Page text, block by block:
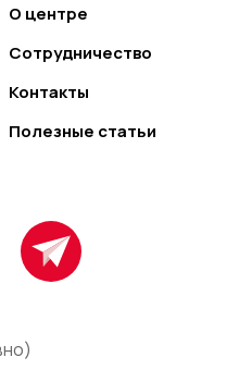
О центре
Сотрудничество
Контакты
Полезные статьи